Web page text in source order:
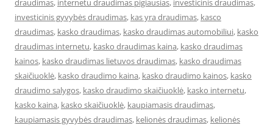
draudimas, internetu draudimas pigiausias, investicinis draudimas,
investicinis gyvybės draudimas, kas yra draudimas, kasco
draudimas, kasko draudimas, kasko draudimas automobiliui, kasko
draudimas internetu, kasko draudimas kaina, kasko draudimas
kainos, kasko draudimas lietuvos draudimas, kasko draudimas
skaičiuoklė, kasko draudimo kaina, kasko draudimo kainos, kasko
draudimo salygos, kasko draudimo skaičiuoklė, kasko internetu,
kasko kaina, kasko skaičiuoklė, kaupiamasis draudimas,
kaupiamasis gyvybės draudimas, kelionės draudimas, kelionės